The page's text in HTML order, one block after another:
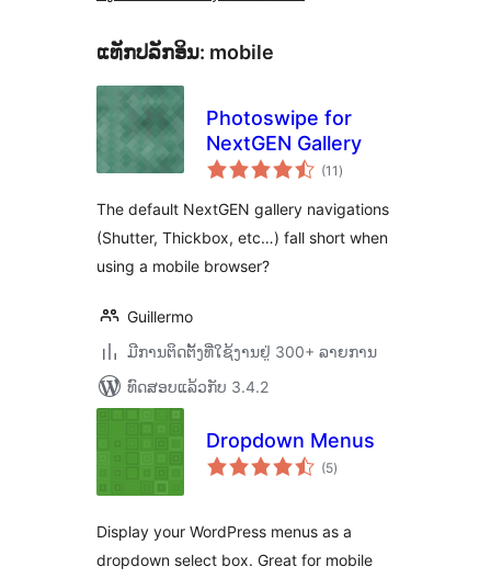
ແທັກປລັກອິນ: mobile
Photoswipe for
NextGEN Gallery
(11 ຄະແນນ
ທັງໝົດ
)
The default NextGEN gallery navigations
(Shutter, Thickbox, etc…) fall short when
using a mobile browser?
Guillermo
ມີການຕິດຕັ້ງທີ່ໃຊ້ງານຢູ່ 300+ ລາຍການ
ທົດສອບແລ້ວກັບ 3.4.2
Dropdown Menus
(5ຄະແນນ
ທັງໝົດ
)
Display your WordPress menus as a
dropdown select box. Great for mobile